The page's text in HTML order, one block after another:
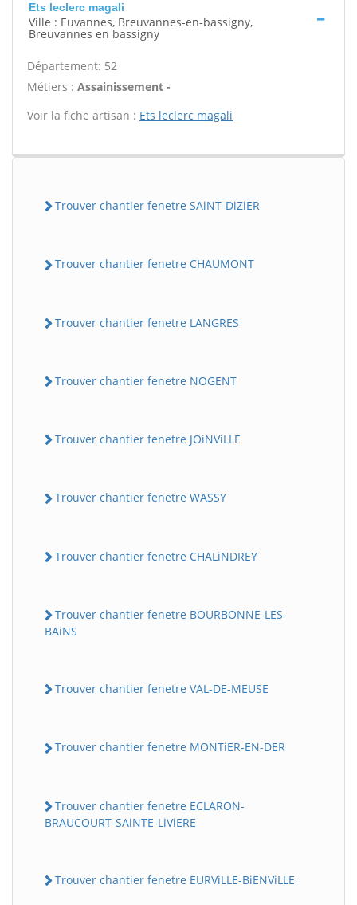
Ets leclerc magali
Ville : Euvannes, Breuvannes-en-bassigny,
Breuvannes en bassigny
Département: 52
Métiers : Assainissement -
Voir la fiche artisan : Ets leclerc magali
Trouver chantier fenetre SAiNT-DiZiER
Trouver chantier fenetre CHAUMONT
Trouver chantier fenetre LANGRES
Trouver chantier fenetre NOGENT
Trouver chantier fenetre JOiNViLLE
Trouver chantier fenetre WASSY
Trouver chantier fenetre CHALiNDREY
Trouver chantier fenetre BOURBONNE-LES-
BAiNS
Trouver chantier fenetre VAL-DE-MEUSE
Trouver chantier fenetre MONTiER-EN-DER
Trouver chantier fenetre ECLARON-
BRAUCOURT-SAiNTE-LiViERE
Trouver chantier fenetre EURViLLE-BiENViLLE